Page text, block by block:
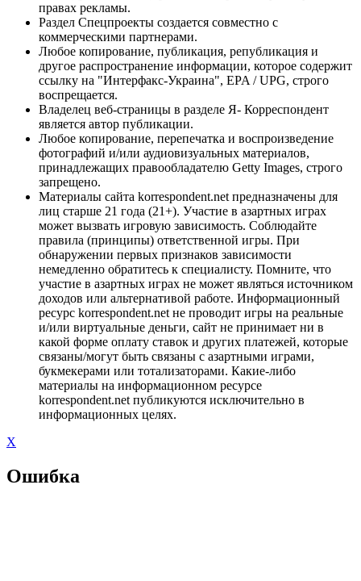
правах рекламы.
Раздел Спецпроекты создается совместно с
коммерческими партнерами.
Любое копирование, публикация, републикация и
другое распространение информации, которое содержит
ссылку на "Интерфакс-Украина", EPA / UPG, строго
воспрещается.
Владелец веб-страницы в разделе Я- Корреспондент
является автор публикации.
Любое копирование, перепечатка и воспроизведение
фотографий и/или аудиовизуальных материалов,
принадлежащих правообладателю Getty Images, строго
запрещено.
Материалы сайта korrespondent.net предназначены для
лиц старше 21 года (21+). Участие в азартных играх
может вызвать игровую зависимость. Соблюдайте
правила (принципы) ответственной игры. При
обнаружении первых признаков зависимости
немедленно обратитесь к специалисту. Помните, что
участие в азартных играх не может являться источником
доходов или альтернативой работе. Информационный
ресурс korrespondent.net не проводит игры на реальные
и/или виртуальные деньги, сайт не принимает ни в
какой форме оплату ставок и других платежей, которые
связаны/могут быть связаны с азартными играми,
букмекерами или тотализаторами. Какие-либо
материалы на информационном ресурсе
korrespondent.net публикуются исключительно в
информационных целях.
X
Ошибка